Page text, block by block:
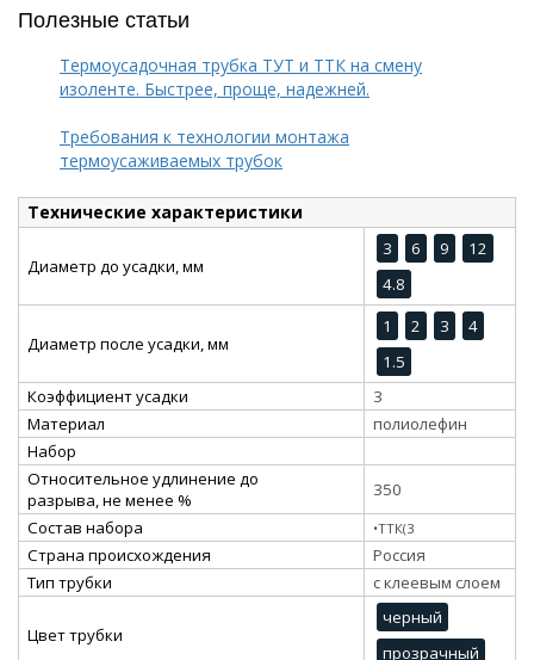
Полезные статьи
Термоусадочная трубка ТУТ и ТТК на смену
изоленте. Быстрее, проще, надежней.
Требования к технологии монтажа
термоусаживаемых трубок
Технические характеристики
Диаметр до усадки, мм
3 6 9
12
4.8
Диаметр после усадки, мм
1 2 3
4
1.5
Коэффициент усадки
3
Материал
полиолефин
Набор
Относительное удлинение до
разрыва, не менее %
350
Состав набора
•ТТК(3
Страна происхождения
Россия
Тип трубки
с клеевым слоем
Цвет трубки
черный
прозрачный